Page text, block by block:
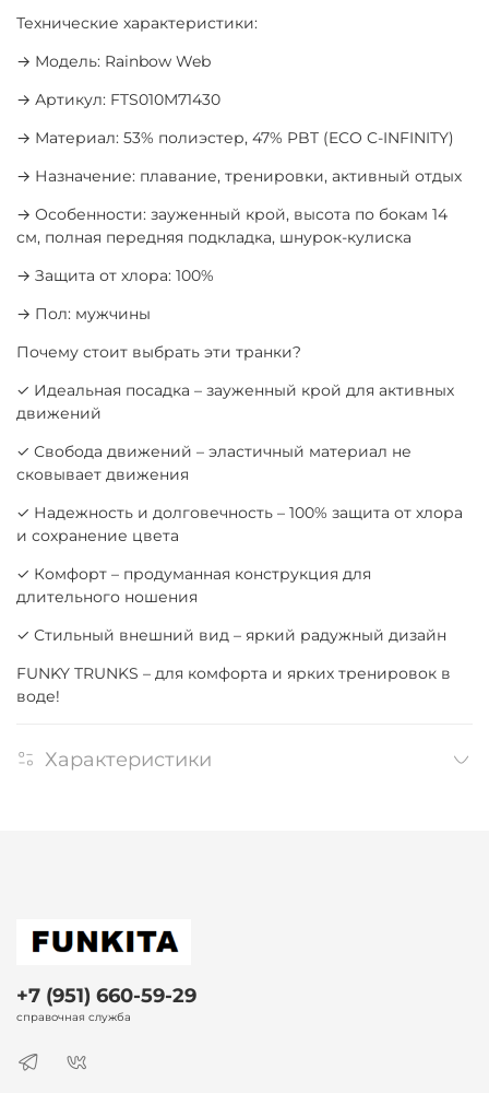
Технические характеристики:
→ Модель: Rainbow Web
→ Артикул: FTS010M71430
→ Материал: 53% полиэстер, 47% PBT (ECO C-INFINITY)
→ Назначение: плавание, тренировки, активный отдых
→ Особенности: зауженный крой, высота по бокам 14
см, полная передняя подкладка, шнурок-кулиска
→ Защита от хлора: 100%
→ Пол: мужчины
Почему стоит выбрать эти транки?
✓ Идеальная посадка – зауженный крой для активных
движений
✓ Свобода движений – эластичный материал не
сковывает движения
✓ Надежность и долговечность – 100% защита от хлора
и сохранение цвета
✓ Комфорт – продуманная конструкция для
длительного ношения
✓ Стильный внешний вид – яркий радужный дизайн
FUNKY TRUNKS – для комфорта и ярких тренировок в
воде!
Характеристики
+7 (951) 660-59-29
справочная служба